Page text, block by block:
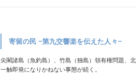
寄留の民 −第九交響楽を伝えた人々−
尖閣諸島（魚釣島）、竹島（独島）領有権問題、
一触即発になりかねない事態が続く。